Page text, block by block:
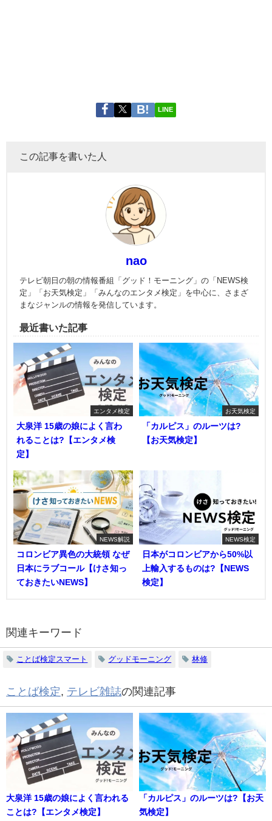
LINE
この記事を書いた人
nao
テレビ朝日の朝の情報番組「グッド！モーニング」の「NEWS検
定」「お天気検定」「みんなのエンタメ検定」を中心に、さまざ
まなジャンルの情報を発信しています。
最近書いた記事
エンタメ検定
大泉洋 15歳の娘によく言わ
れることは?【エンタメ検
定】
お天気検定
「カルピス」のルーツは?
【お天気検定】
NEWS解説
コロンビア異色の大統領 なぜ
日本にラブコール【けさ知っ
ておきたいNEWS】
NEWS検定
日本がコロンビアから50%以
上輸入するものは?【NEWS
検定】
関連キーワード
ことば検定スマート グッドモーニング 林修
ことば検定, テレビ雑誌の関連記事
大泉洋 15歳の娘によく言われる
ことは?【エンタメ検定】
「カルピス」のルーツは?【お天
気検定】